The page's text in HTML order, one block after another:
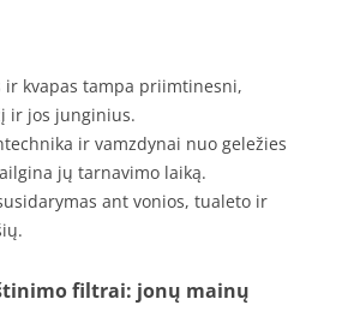
ir kvapas tampa priimtinesni,
ir jos junginius.
ir vamzdynai nuo geležies
jų tarnavimo laiką.
ant vonios, tualeto ir
filtrai: jonų mainų